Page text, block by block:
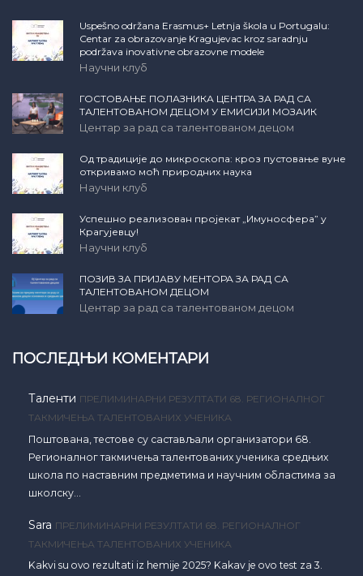
Uspešno održana Erasmus+ Letnja škola u Portugalu:
Centar za obrazovanje Kragujevac kroz saradnju
podržava inovativne obrazovne modele
Научни клуб
ГОСТОВАЊЕ ПОЛАЗНИКА ЦЕНТРА ЗА РАД СА
ТАЛЕНТОВАНОМ ДЕЦОМ У ЕМИСИЈИ МОЗАИК
Центар за рад са талентованом децом
Од традиције до микроскопа: кроз пустовање вуне
откривамо моћ природних наука
Научни клуб
Успешно реализован пројекат „Имуносфера” у
Крагујевцу!
Научни клуб
ПОЗИВ ЗА ПРИЈАВУ МЕНТОРА ЗА РАД СА
ТАЛЕНТОВАНОМ ДЕЦОМ
Центар за рад са талентованом децом
ПОСЛЕДЊИ КОМЕНТАРИ
Таленти ПРЕЛИМИНАРНИ РЕЗУЛТАТИ 68. РЕГИОНАЛНОГ
ТАКМИЧЕЊА ТАЛЕНТОВАНИХ УЧЕНИКА
Поштована, тестове су састављали организатори 68.
Регионалног такмичења талентованих ученика средњих
школа по наставним предметима и научним областима за
школску…
Sara ПРЕЛИМИНАРНИ РЕЗУЛТАТИ 68. РЕГИОНАЛНОГ
ТАКМИЧЕЊА ТАЛЕНТОВАНИХ УЧЕНИКА
Kakvi su ovo rezultati iz hemije 2025? Kakav je ovo test za 3.